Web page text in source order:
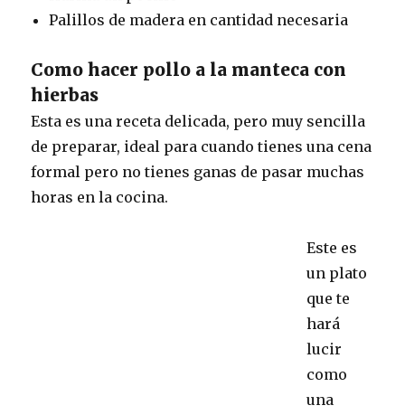
Palillos de madera en cantidad necesaria
Como hacer pollo a la manteca con
hierbas
Esta es una receta delicada, pero muy sencilla
de preparar, ideal para cuando tienes una cena
formal pero no tienes ganas de pasar muchas
horas en la cocina.
Este es
un plato
que te
hará
lucir
como
una